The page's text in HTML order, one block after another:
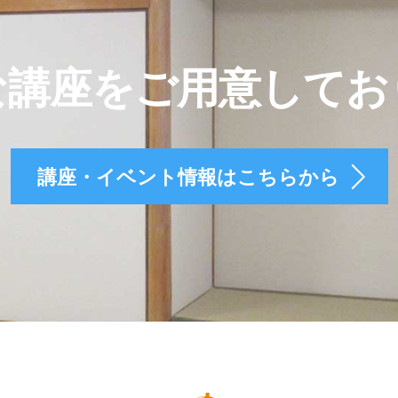
座をご用意して
講座・イベント情報はこちらから